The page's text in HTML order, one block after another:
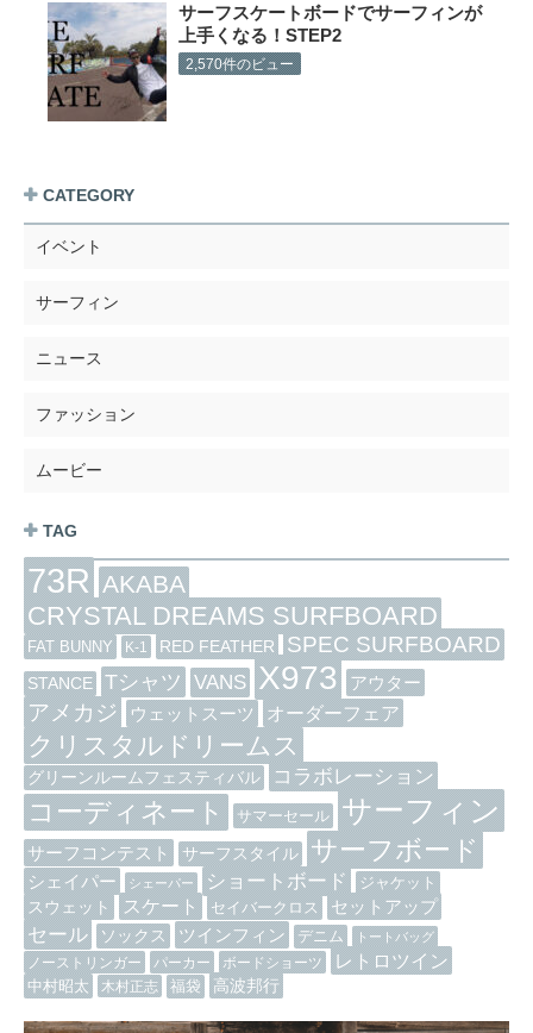
サーフスケートボードでサーフィンが
上手くなる！STEP2
2,570件のビュー
CATEGORY
イベント
サーフィン
ニュース
ファッション
ムービー
TAG
73R AKABA
CRYSTAL DREAMS SURFBOARD
FAT BUNNY K-1 RED FEATHER SPEC SURFBOARD
STANCE Tシャツ VANS X973 アウター
アメカジ ウェットスーツ オーダーフェア
クリスタルドリームス
グリーンルームフェスティバル コラボレーション
コーディネート サマーセール サーフィン
サーフコンテスト サーフスタイル サーフボード
シェイパー シェーパー ショートボード ジャケット
スウェット スケート セイバークロス セットアップ
セール ソックス ツインフィン デニム トートバッグ
ノーストリンガー パーカー ボードショーツ レトロツイン
中村昭太 木村正志 福袋 高波邦行